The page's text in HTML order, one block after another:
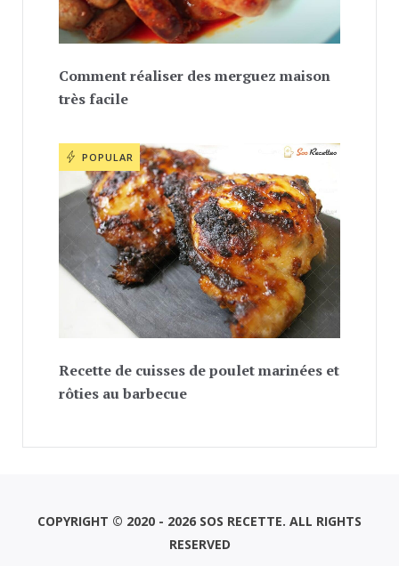
Comment réaliser des merguez maison
très facile
POPULAR
Recette de cuisses de poulet marinées et
rôties au barbecue
COPYRIGHT © 2020 - 2026 SOS RECETTE. ALL RIGHTS
RESERVED